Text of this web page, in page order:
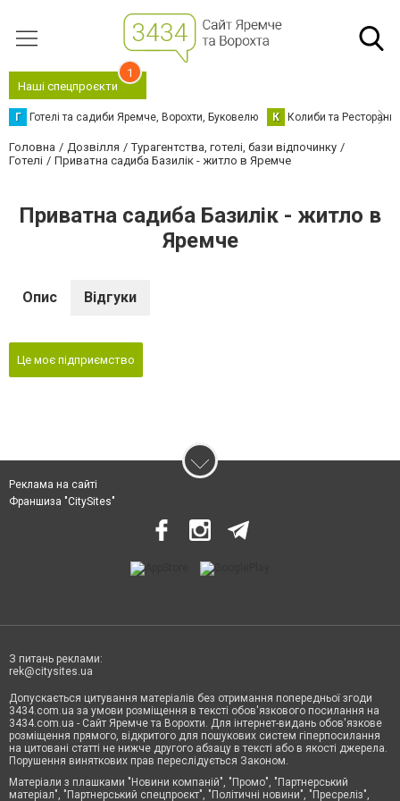
Наші спецпроєкти
1
Г Готелі та садиби Яремче, Ворохти, Буковелю К Колиби та Ресторани
Головна Дозвілля
Турагентства, готелі, бази відпочинку
Готелі
Приватна садиба Базилік - житло в Яремче
Приватна садиба Базилік - житло в
Яремче
Опис Відгуки
Це моє підприємство
Реклама на сайті
Франшиза "CitySites"
З питань реклами:
rek@citysites.ua
Допускається цитування матеріалів без отримання попередньої згоди
3434.com.ua за умови розміщення в тексті обов'язкового посилання на
3434.com.ua - Сайт Яремче та Ворохти. Для інтернет-видань обов'язкове
розміщення прямого, відкритого для пошукових систем гіперпосилання
на цитовані статті не нижче другого абзацу в тексті або в якості джерела.
Порушення виняткових прав переслідується Законом.
Матеріали з плашками "Новини компаній", "Промо", "Партнерський
матеріал", "Партнерський спецпроєкт", "Політичні новини", "Пресреліз",